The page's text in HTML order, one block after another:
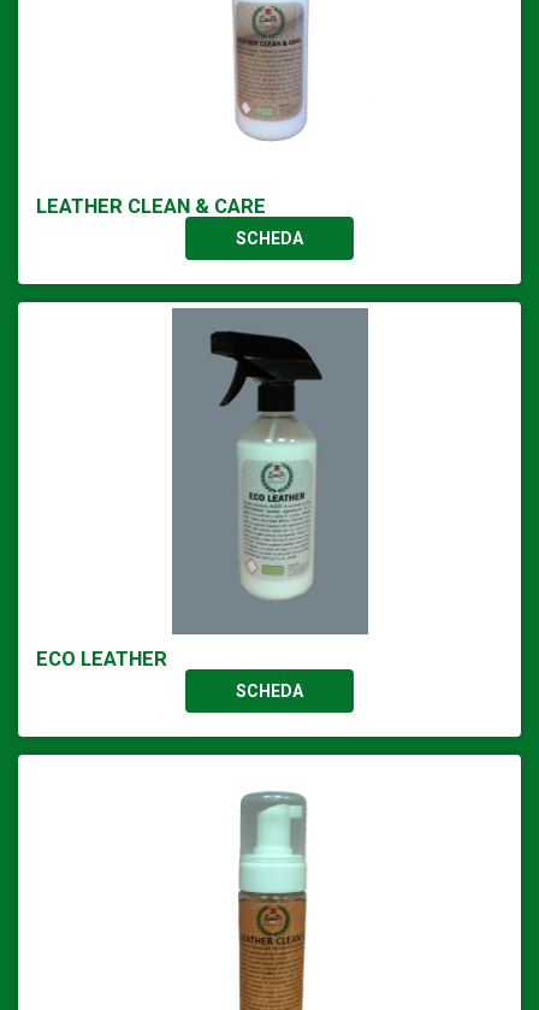
LEATHER CLEAN & CARE
SCHEDA
ECO LEATHER
SCHEDA